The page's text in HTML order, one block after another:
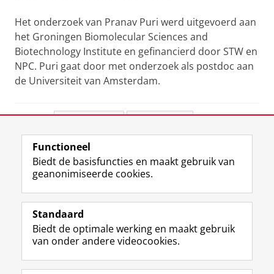
Het onderzoek van Pranav Puri werd uitgevoerd aan
het Groningen Biomolecular Sciences and
Biotechnology Institute en gefinancierd door STW en
NPC. Puri gaat door met onderzoek als postdoc aan
de Universiteit van Amsterdam.
View this page in:English
Volg de RUG
F
a
e
b
o
L
i
k
e
I
R
S
-
f
e
I
n
t
r
Y
o
T
e
Studiekiezers
Functioneel
Biedt de basisfuncties en maakt gebruik van
geanonimiseerde cookies.
Standaard
Biedt de optimale werking en maakt gebruik
van onder andere videocookies.